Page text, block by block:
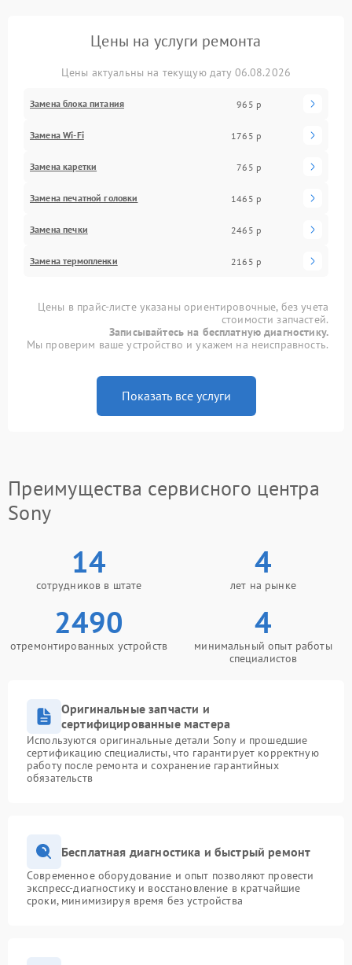
Цены на услуги ремонта
Цены актуальны на текущую дату 06.08.2026
Замена блока питания 965 р
Замена Wi-Fi 1765 р
Замена каретки 765 р
Замена печатной головки 1465 р
Замена печки 2465 р
Замена термопленки 2165 р
Цены в прайс-листе указаны ориентировочные, без учета
стоимости запчастей.
Записывайтесь на бесплатную диагностику.
Мы проверим ваше устройство и укажем на неисправность.
Показать все услуги
Преимущества сервисного центра
Sony
14
сотрудников в штате
4
лет на рынке
2490
отремонтированных устройств
4
минимальный опыт работы
специалистов
Оригинальные запчасти и
сертифицированные мастера
Используются оригинальные детали Sony и прошедшие
сертификацию специалисты, что гарантирует корректную
работу после ремонта и сохранение гарантийных
обязательств
Бесплатная диагностика и быстрый ремонт
Современное оборудование и опыт позволяют провести
экспресс-диагностику и восстановление в кратчайшие
сроки, минимизируя время без устройства